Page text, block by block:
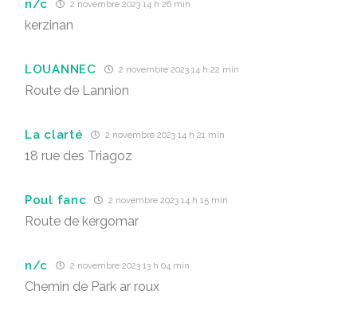
n/c 2 novembre 2023 14 h 26 min
kerzinan
LOUANNEC 2 novembre 2023 14 h 22 min
Route de Lannion
La clarté 2 novembre 2023 14 h 21 min
18 rue des Triagoz
Poul fanc 2 novembre 2023 14 h 15 min
Route de kergomar
n/c 2 novembre 2023 13 h 04 min
Chemin de Park ar roux